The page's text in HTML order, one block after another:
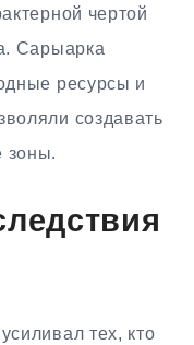
чертой
Сарыарка
ресурсы и
создавать
зоны.
тех, кто